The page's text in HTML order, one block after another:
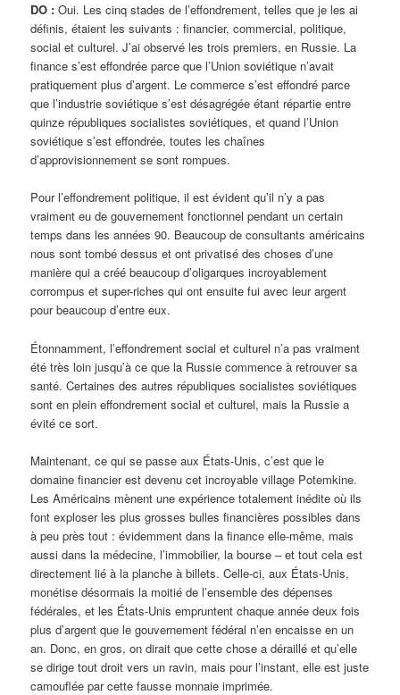
DO : Oui. Les cinq stades de l’effondrement, telles que je les ai
définis, étaient les suivants : financier, commercial, politique,
social et culturel. J’ai observé les trois premiers, en Russie. La
finance s’est effondrée parce que l’Union soviétique n’avait
pratiquement plus d’argent. Le commerce s’est effondré parce
que l’industrie soviétique s’est désagrégée étant répartie entre
quinze républiques socialistes soviétiques, et quand l’Union
soviétique s’est effondrée, toutes les chaînes
d’approvisionnement se sont rompues.
Pour l’effondrement politique, il est évident qu’il n’y a pas
vraiment eu de gouvernement fonctionnel pendant un certain
temps dans les années 90. Beaucoup de consultants américains
nous sont tombé dessus et ont privatisé des choses d’une
manière qui a créé beaucoup d’oligarques incroyablement
corrompus et super-riches qui ont ensuite fui avec leur argent
pour beaucoup d’entre eux.
Étonnamment, l’effondrement social et culturel n’a pas vraiment
été très loin jusqu’à ce que la Russie commence à retrouver sa
santé. Certaines des autres républiques socialistes soviétiques
sont en plein effondrement social et culturel, mais la Russie a
évité ce sort.
Maintenant, ce qui se passe aux États-Unis, c’est que le
domaine financier est devenu cet incroyable village Potemkine.
Les Américains mènent une expérience totalement inédite où ils
font exploser les plus grosses bulles financières possibles dans
à peu près tout : évidemment dans la finance elle-même, mais
aussi dans la médecine, l’immobilier, la bourse – et tout cela est
directement lié à la planche à billets. Celle-ci, aux États-Unis,
monétise désormais la moitié de l’ensemble des dépenses
fédérales, et les États-Unis empruntent chaque année deux fois
plus d’argent que le gouvernement fédéral n’en encaisse en un
an. Donc, en gros, on dirait que cette chose a déraillé et qu’elle
se dirige tout droit vers un ravin, mais pour l’instant, elle est juste
camouflée par cette fausse monnaie imprimée.